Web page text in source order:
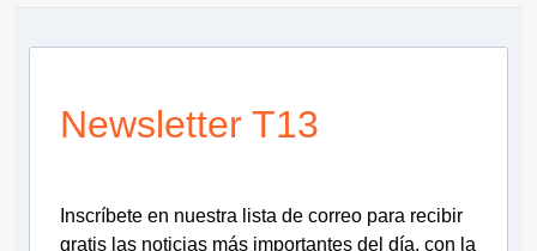
Newsletter T13
Inscríbete en nuestra lista de correo para recibir
gratis las noticias más importantes del día, con la